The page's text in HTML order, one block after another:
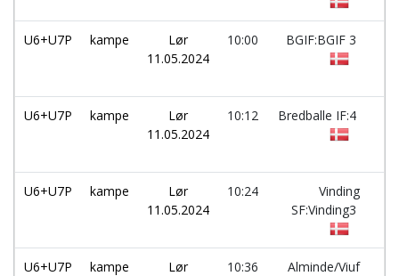
U6+U7P kampe
Lør
11.05.2024
10:00 BGIF:BGIF 3
U6+U7P kampe
Lør
11.05.2024
10:12 Bredballe IF:4
U6+U7P kampe
Lør
11.05.2024
10:24
Vinding
SF:Vinding3
U6+U7P kampe
Lør
10:36
Alminde/Viuf